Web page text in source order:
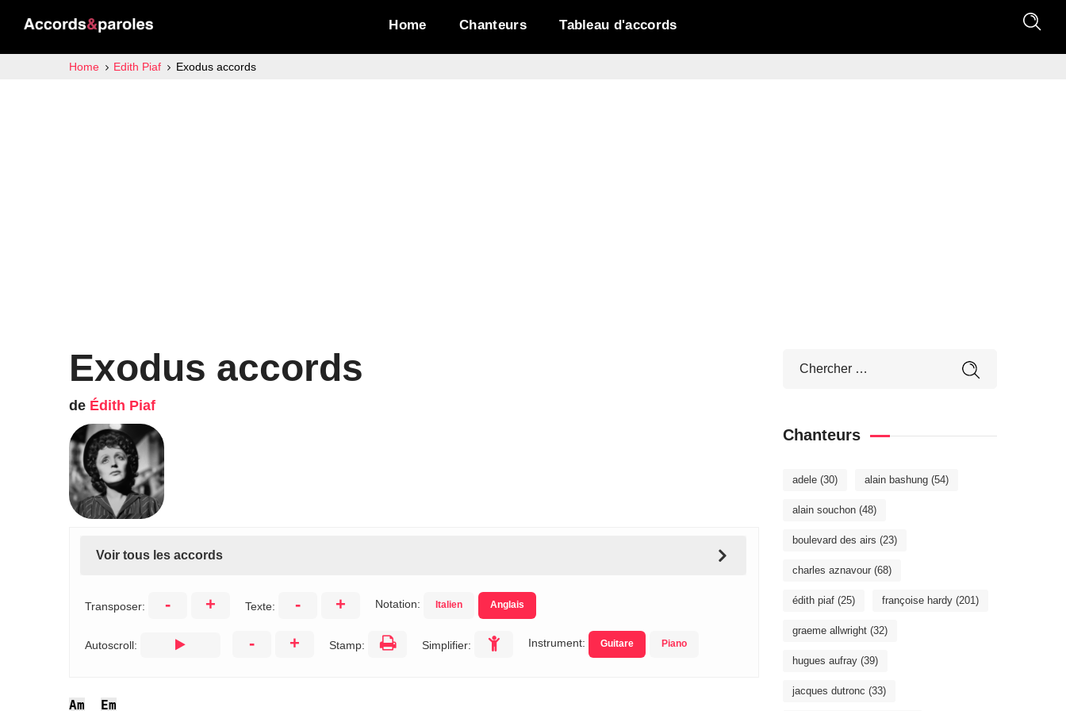
Home Chanteurs Tableau d'accords
Home Edith Piaf Exodus accords
Exodus accords
de Édith Piaf
Voir tous les accords
Transposer: - + Texte: - + Notation: Italien Anglais
Autoscroll: - + Stamp: Simplifier: Instrument: Guitare Piano
Am Em
Chanteurs
adele (30) alain bashung (54)
alain souchon (48)
boulevard des airs (23)
charles aznavour (68)
édith piaf (25) françoise hardy (201)
graeme allwright (32)
hugues aufray (39)
jacques dutronc (33)